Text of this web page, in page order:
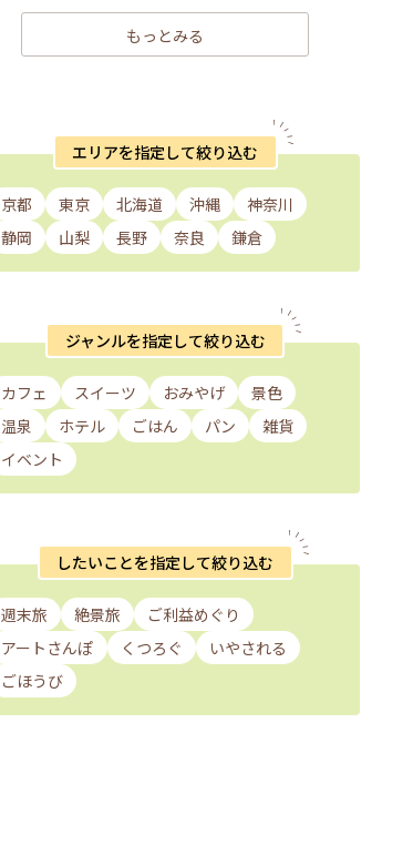
もっとみる
エリアを指定して絞り込む
京都 東京 北海道 沖縄
神奈川
静岡
山梨 長野 奈良 鎌倉
ジャンルを指定して絞り込む
カフェ スイーツ おみやげ
景色
温泉
ホテル ごはん パン
雑貨
イベント
したいことを指定して絞り込む
週末旅 絶景旅
ご利益めぐり
アートさんぽ
くつろぐ
いやされる
ごほうび